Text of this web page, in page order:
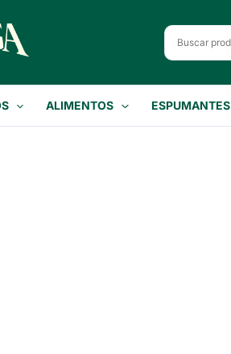
ALIMENTOS ESPUMANTES